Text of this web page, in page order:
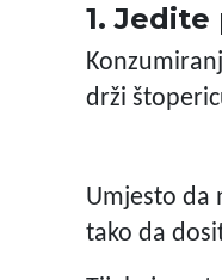
1. Jedite
drži
Umjesto da
tako da